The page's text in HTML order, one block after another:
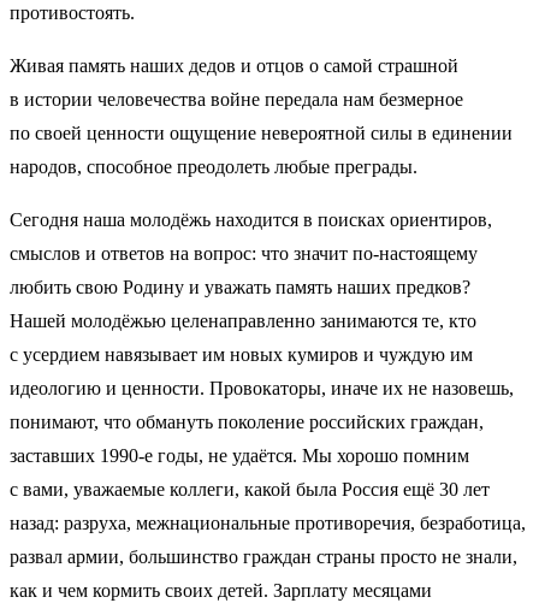
противостоять.
Живая память наших дедов и отцов о самой страшной
в истории человечества войне передала нам безмерное
по своей ценности ощущение невероятной силы в единении
народов, способное преодолеть любые преграды.
Сегодня наша молодёжь находится в поисках ориентиров,
смыслов и ответов на вопрос: что значит по-настоящему
любить свою Родину и уважать память наших предков?
Нашей молодёжью целенаправленно занимаются те, кто
с усердием навязывает им новых кумиров и чуждую им
идеологию и ценности. Провокаторы, иначе их не назовешь,
понимают, что обмануть поколение российских граждан,
заставших 1990-е годы, не удаётся. Мы хорошо помним
с вами, уважаемые коллеги, какой была Россия ещё 30 лет
назад: разруха, межнациональные противоречия, безработица,
развал армии, большинство граждан страны просто не знали,
как и чем кормить своих детей. Зарплату месяцами